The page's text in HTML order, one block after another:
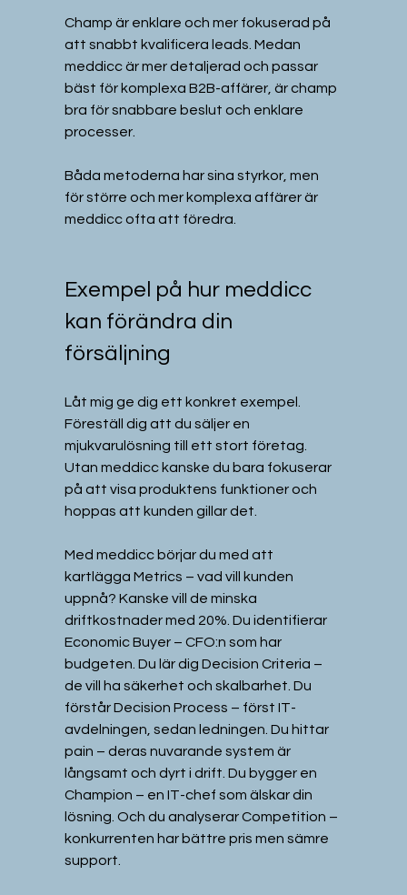
Champ är enklare och mer fokuserad på
att snabbt kvalificera leads. Medan
meddicc är mer detaljerad och passar
bäst för komplexa B2B-affärer, är champ
bra för snabbare beslut och enklare
processer.
Båda metoderna har sina styrkor, men
för större och mer komplexa affärer är
meddicc ofta att föredra.
Exempel på hur meddicc
kan förändra din
försäljning
Låt mig ge dig ett konkret exempel.
Föreställ dig att du säljer en
mjukvarulösning till ett stort företag.
Utan meddicc kanske du bara fokuserar
på att visa produktens funktioner och
hoppas att kunden gillar det.
Med meddicc börjar du med att
kartlägga Metrics – vad vill kunden
uppnå? Kanske vill de minska
driftkostnader med 20%. Du identifierar
Economic Buyer – CFO:n som har
budgeten. Du lär dig Decision Criteria –
de vill ha säkerhet och skalbarhet. Du
förstår Decision Process – först IT-
avdelningen, sedan ledningen. Du hittar
pain – deras nuvarande system är
långsamt och dyrt i drift. Du bygger en
Champion – en IT-chef som älskar din
lösning. Och du analyserar Competition –
konkurrenten har bättre pris men sämre
support.